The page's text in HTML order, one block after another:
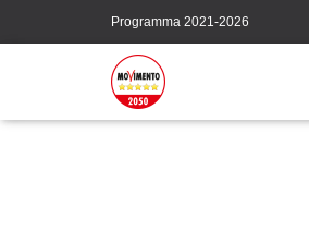
Programma 2021-2026